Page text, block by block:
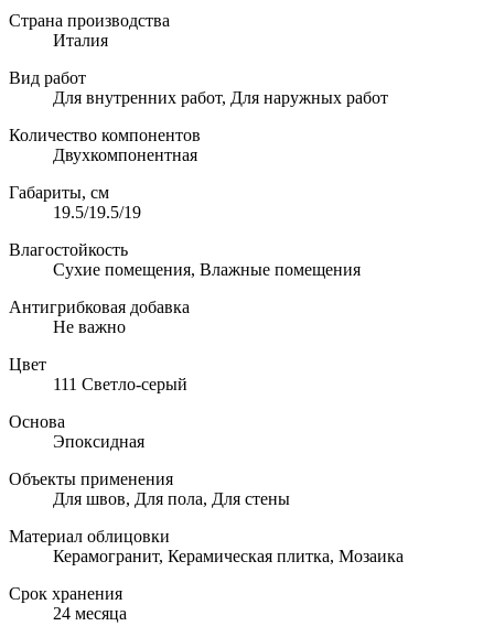
Страна производства
Италия
Вид работ
Для внутренних работ, Для наружных работ
Количество компонентов
Двухкомпонентная
Габариты, см
19.5/19.5/19
Влагостойкость
Сухие помещения, Влажные помещения
Антигрибковая добавка
Не важно
Цвет
111 Светло-серый
Основа
Эпоксидная
Объекты применения
Для швов, Для пола, Для стены
Материал облицовки
Керамогранит, Керамическая плитка, Мозаика
Срок хранения
24 месяца